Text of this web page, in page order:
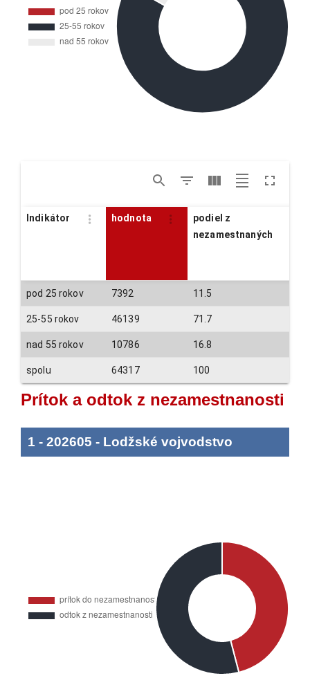
Indikátor hodnota
podiel z
nezamestnaných
pod 25 rokov 7392 11.5
25-55 rokov 46139 71.7
nad 55 rokov 10786 16.8
spolu 64317 100
Prítok a odtok z nezamestnanosti
1 - 202605 - Lodžské vojvodstvo